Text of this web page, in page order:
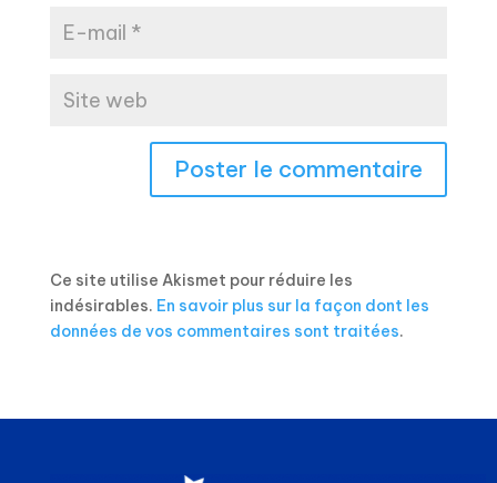
Ce site utilise Akismet pour réduire les
indésirables. En savoir plus sur la façon dont les
données de vos commentaires sont traitées.